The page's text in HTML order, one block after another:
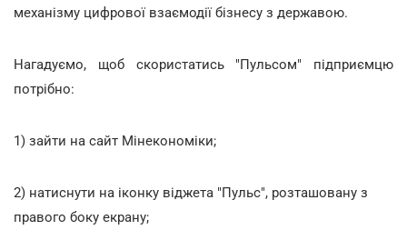
механізму цифрової взаємодії бізнесу з державою.
Нагадуємо, щоб скористатись "Пульсом" підприємцю
потрібно:
1) зайти на сайт Мінекономіки;
2) натиснути на іконку віджета "Пульс", розташовану з
правого боку екрану;